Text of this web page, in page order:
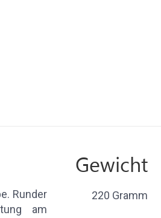
Runder
am
Gewicht
220 Gramm